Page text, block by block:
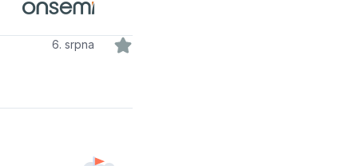
6. srpna